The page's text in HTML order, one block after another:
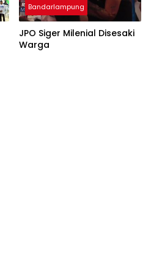
Bandarlampung
JPO Siger Milenial Disesaki
Warga